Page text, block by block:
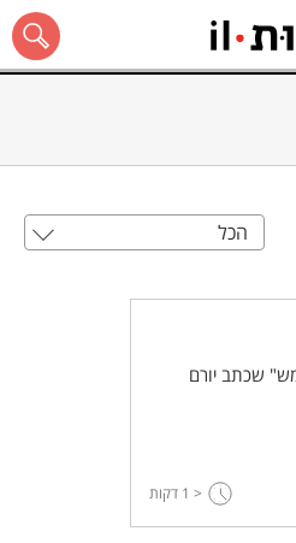
הכל
שכתב יורם
< 1 דקות